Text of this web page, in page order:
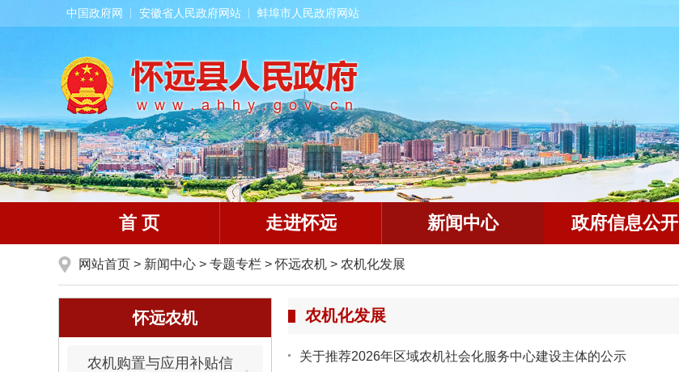
中国政府网 安徽省人民政府网站 蚌埠市人民政府网站
首 页 走进怀远 新闻中心 政府信息公开
网站首页 > 新闻中心 > 专题专栏 > 怀远农机 > 农机化发展
怀远农机
农机购置与应用补贴信
农机化发展
关于推荐2026年区域农机社会化服务中心建设主体的公示